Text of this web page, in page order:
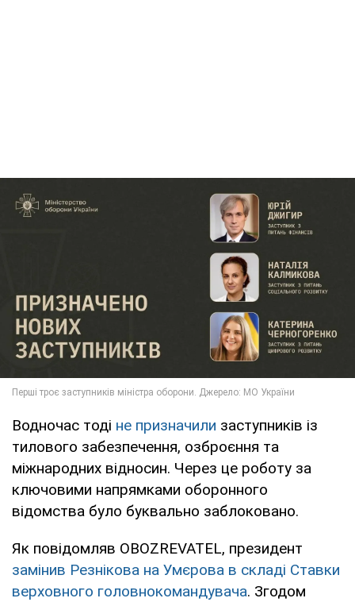
Водночас тоді не призначили заступників із
тилового забезпечення, озброєння та
міжнародних відносин. Через це роботу за
ключовими напрямками оборонного
відомства було буквально заблоковано.
Як повідомляв OBOZREVATEL, президент
замінив Резнікова на Умєрова в складі Ставки
верховного головнокомандувача. Згодом